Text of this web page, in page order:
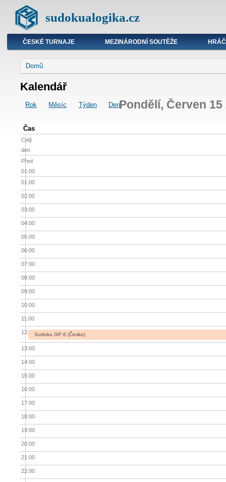
sudokualogika.cz
ČESKÉ TURNAJE MEZINÁRODNÍ SOUTĚŽE
Domů
Kalendář
Rok Měsíc Týden DenPondělí, Červen 15
Čas
Celý
den
Před
01:00
01:00
02:00
03:00
04:00
05:00
06:00
07:00
08:00
09:00
10:00
11:00
12:00Sudoku GP 6 (Česko)
13:00
14:00
15:00
16:00
17:00
18:00
19:00
20:00
21:00
22:00